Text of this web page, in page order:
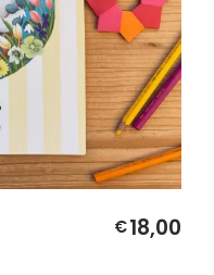
€18,00